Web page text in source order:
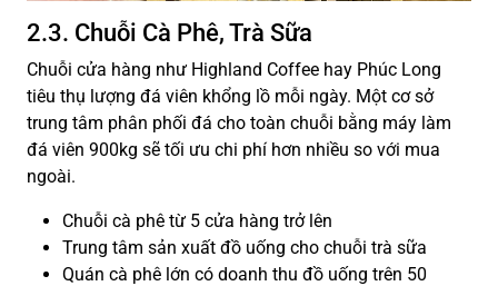
2.3. Chuỗi Cà Phê, Trà Sữa
Chuỗi cửa hàng như Highland Coffee hay Phúc Long
tiêu thụ lượng đá viên khổng lồ mỗi ngày. Một cơ sở
trung tâm phân phối đá cho toàn chuỗi bằng máy làm
đá viên 900kg sẽ tối ưu chi phí hơn nhiều so với mua
ngoài.
Chuỗi cà phê từ 5 cửa hàng trở lên
Trung tâm sản xuất đồ uống cho chuỗi trà sữa
Quán cà phê lớn có doanh thu đồ uống trên 50